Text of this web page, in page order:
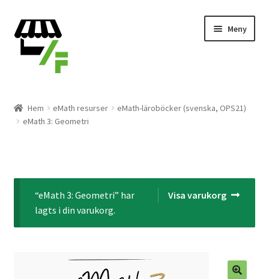
Hoppa
till
navigering
Gå
till
innehåll
Meny
Varukorg
Hem eMath resurser
eMath-läroböcker (svenska, OPS21)
eMath 3: Geometri
Visa varukorg
“eMath 3: Geometri” har
lagts i din varukorg.